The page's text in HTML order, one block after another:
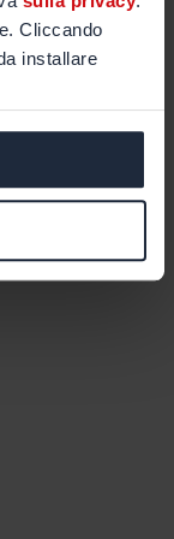
Cliccando
installare